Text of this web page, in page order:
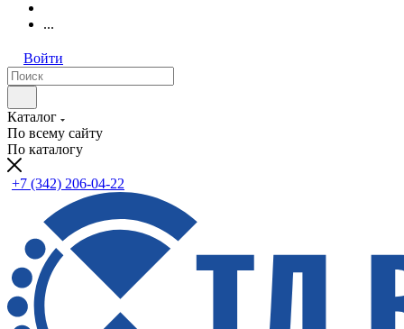
...
Войти
Каталог
По всему сайту
По каталогу
+7 (342) 206-04-22